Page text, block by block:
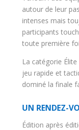
autour de leur
intenses mais
participants
toute première
La catégorie
jeu rapide et
dominé la finale
UN RENDEZ-
Édition après